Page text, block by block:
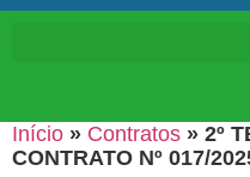
Início » Contratos » 2º
CONTRATO Nº 017/